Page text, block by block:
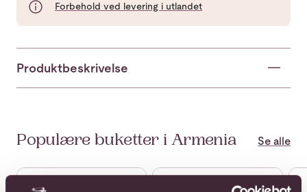
Forbehold ved levering i utlandet
Produktbeskrivelse
Populære buketter i Armenia Se alle
Se mer om 11 Roses Medium StemSe mer om 11 Short Stem Roses
Se